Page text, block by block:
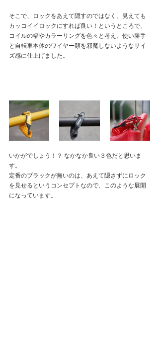
そこで、ロックをあえて隠すのではなく、見えても
カッコイイロックにすれば良い！というところで、
コイルの幅やカラーリングを色々と考え、使い勝手
と自転車本体のワイヤー類を邪魔しないようなサイ
ズ感に仕上げました。
いかがでしょう！？ なかなか良い３色だと思いま
す。
定番のブラックが無いのは、あえて隠さずにロック
を見せるというコンセプトなので、このような展開
になっています。